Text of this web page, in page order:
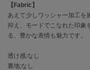
DANSKIN
ダンスキン
エイミー イストワール
【Fabric】
あえて少しワッシャー加工を
抑え、モードでこなれた印象
る、豊かな表情も魅力です。
透け感;なし
裏地;なし